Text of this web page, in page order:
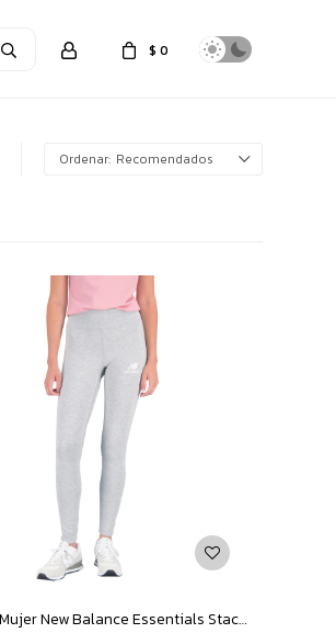
$ 0
Recomendados
Calza de Mujer New Balance Essentials Stacked Logo - Gris